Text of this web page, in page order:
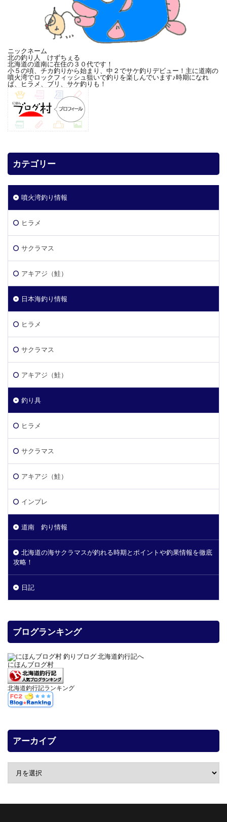
ニックネーム
北の釣り人 けずちぇる
北海道の道南に在住の３０代です！
小５の頃、チカ釣りから始まり、中２でサケ釣りデビュー！主に道南の
噴火湾でロックフィッシュ狙いで釣りを楽しんでいます♪時期になれ
ば、ヒラメ、ブリ、サケ釣りも！
カテゴリー
噴火湾釣り情報
ヒラメ
サクラマス
アキアジ（鮭）
日本海釣り情報
ヒラメ
サクラマス
アキアジ（鮭）
釣り具
ヒラメ
サクラマス
アキアジ（鮭）
インプレ
道南 釣り情報
北海道の海サクラマスが釣れる時期とポイントや釣果情報を徹底
攻略！
日記
ブログランキング
にほんブログ村
北海道釣行記ランキング
アーカイブ